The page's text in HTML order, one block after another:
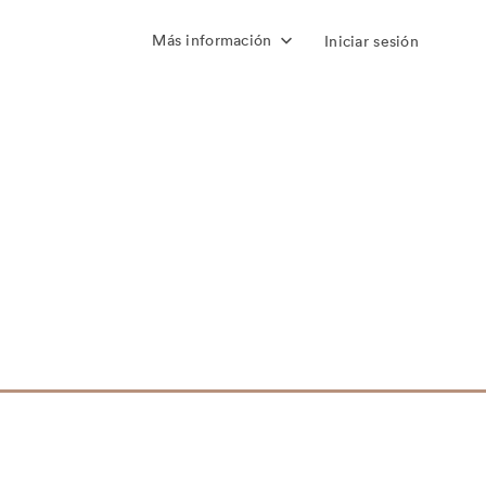
Más información Iniciar sesión